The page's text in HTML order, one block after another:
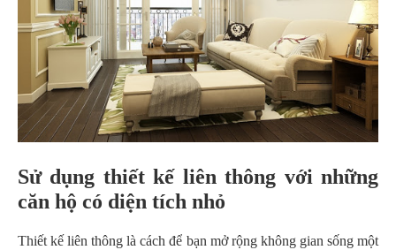
Sử dụng thiết kế liên thông với những
căn hộ có diện tích nhỏ
Thiết kế liên thông là cách để bạn mở rộng không gian sống một